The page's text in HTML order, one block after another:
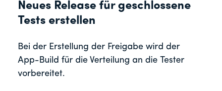
Neues Release für geschlossene
Tests erstellen
Bei der Erstellung der Freigabe wird der
App-Build für die Verteilung an die Tester
vorbereitet.